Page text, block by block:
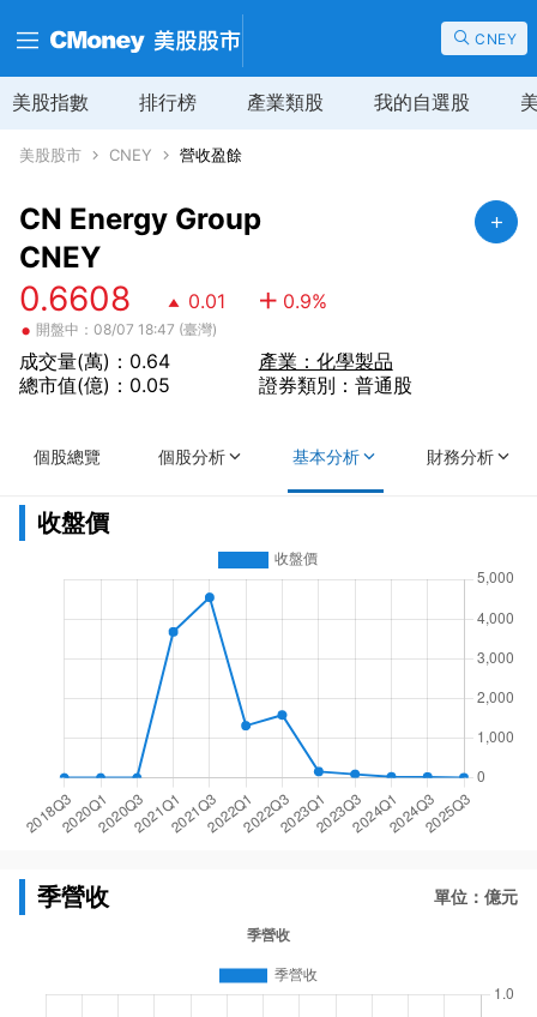
CNEY
美股指數 排行榜 產業類股 我的自選股
美股股市 CNEY 營收盈餘
CN Energy Group
CNEY
0.6608 0.01 0.9%
• 開盤中：08/07 18:47 (臺灣)
成交量(萬)：0.64
總市值(億)：0.05
產業：化學製品
證券類別：普通股
個股總覽 個股分析 基本分析 財務分析
收盤價
季營收 單位：億元